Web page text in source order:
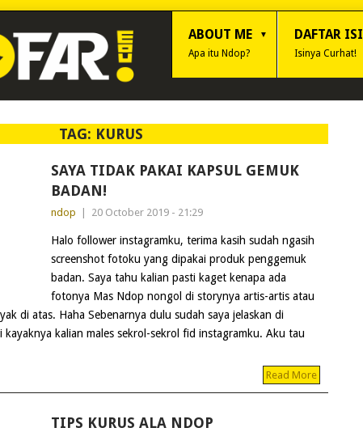
ABOUT ME
Apa itu Ndop?
DAFTAR ISI
Isinya Curhat!
TAG: KURUS
SAYA TIDAK PAKAI KAPSUL GEMUK
BADAN!
ndop 20 October 2019 - 21:29
Halo follower instagramku, terima kasih sudah ngasih
screenshot fotoku yang dipakai produk penggemuk
badan. Saya tahu kalian pasti kaget kenapa ada
fotonya Mas Ndop nongol di storynya artis-artis atau
di atas. Haha Sebenarnya dulu sudah saya jelaskan di
kalian males sekrol-sekrol fid instagramku. Aku tau
Read More
TIPS KURUS ALA NDOP